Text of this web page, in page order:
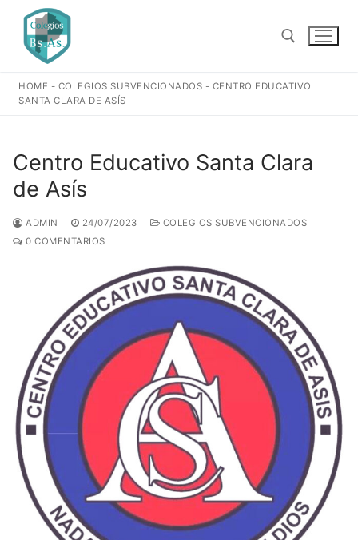
contenido
HOME - COLEGIOS SUBVENCIONADOS - CENTRO EDUCATIVO
SANTA CLARA DE ASÍS
Centro Educativo Santa Clara
de Asís
ADMIN 24/07/2023
COLEGIOS SUBVENCIONADOS
0 COMENTARIOS